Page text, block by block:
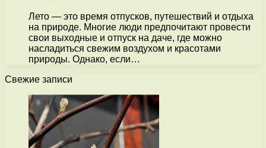
Лето — это время отпусков, путешествий и отдыха
на природе. Многие люди предпочитают провести
свои выходные и отпуск на даче, где можно
насладиться свежим воздухом и красотами
природы. Однако, если…
Свежие записи